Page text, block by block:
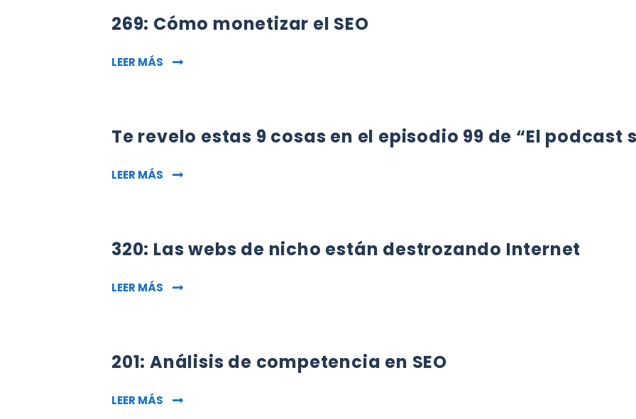
269: Cómo monetizar el SEO
LEER MÁS 269: CÓMO MONETIZAR EL SEO
Te revelo estas 9 cosas en el episodio 99 de “El podcast
LEER MÁS TE REVELO ESTAS 9 COSAS EN EL EPISODIO 99 DE “EL PODCAST SECRETO”
320: Las webs de nicho están destrozando Internet
LEER MÁS 320: LAS WEBS DE NICHO ESTÁN DESTROZANDO INTERNET
201: Análisis de competencia en SEO
LEER MÁS 201: ANÁLISIS DE COMPETENCIA EN SEO